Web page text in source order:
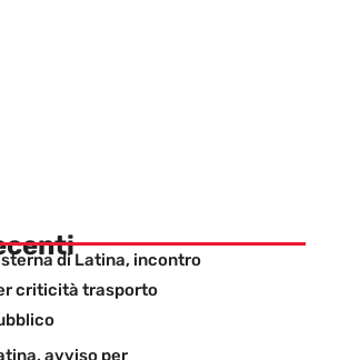
di Latina, incontro
criticità trasporto
avviso per